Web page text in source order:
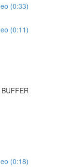
(0:33)
(0:11)
(0:18)